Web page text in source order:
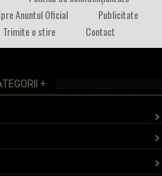
Anuntul Oficial
Publicitate
Trimite o stire Contact
+